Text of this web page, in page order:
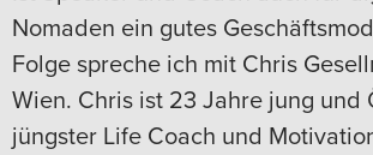
Nomaden ein gutes
Folge spreche ich mit Chris
Wien. Chris ist 23 Jahre jung und
jüngster Life Coach und